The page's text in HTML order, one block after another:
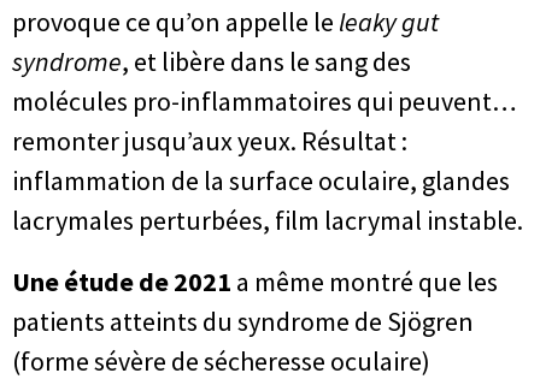
provoque ce qu’on appelle le leaky gut
syndrome, et libère dans le sang des
molécules pro-inflammatoires qui peuvent…
remonter jusqu’aux yeux. Résultat :
inflammation de la surface oculaire, glandes
lacrymales perturbées, film lacrymal instable.
Une étude de 2021 a même montré que les
patients atteints du syndrome de Sjögren
(forme sévère de sécheresse oculaire)